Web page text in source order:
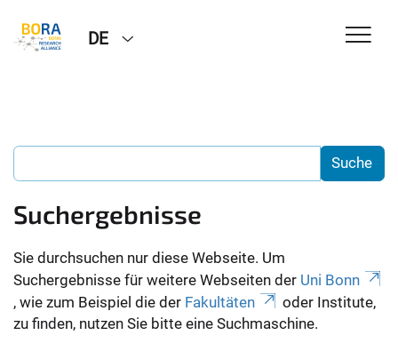
DE
Suchergebnisse
Sie durchsuchen nur diese Webseite. Um
Suchergebnisse für weitere Webseiten der Uni Bonn
, wie zum Beispiel die der Fakultäten
oder Institute,
zu finden, nutzen Sie bitte eine Suchmaschine.